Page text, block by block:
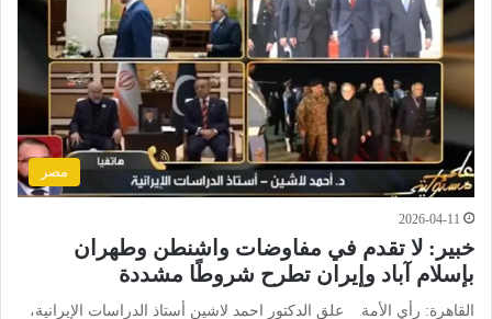
مصر
2026-04-11
خبير: لا تقدم في مفاوضات واشنطن وطهران
بإسلام آباد وإيران تطرح شروطًا مشددة
القاهرة: رأي الأمة علق الدكتور احمد لاشين أستاذ الدراسات الإيرانية،